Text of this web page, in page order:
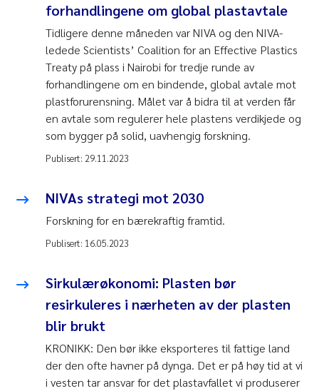
forhandlingene om global plastavtale
Tidligere denne måneden var NIVA og den NIVA-
ledede Scientists’ Coalition for an Effective Plastics
Treaty på plass i Nairobi for tredje runde av
forhandlingene om en bindende, global avtale mot
plastforurensning. Målet var å bidra til at verden får
en avtale som regulerer hele plastens verdikjede og
som bygger på solid, uavhengig forskning.
Publisert: 29.11.2023
NIVAs strategi mot 2030
Forskning for en bærekraftig framtid.
Publisert: 16.05.2023
Sirkulærøkonomi: Plasten bør
resirkuleres i nærheten av der plasten
blir brukt
KRONIKK: Den bør ikke eksporteres til fattige land
der den ofte havner på dynga. Det er på høy tid at vi
i vesten tar ansvar for det plastavfallet vi produserer